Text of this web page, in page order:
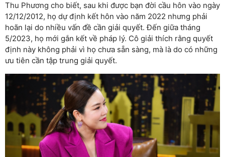
Thu Phương cho biết, sau khi được bạn đời cầu hôn vào ngày
12/12/2012, họ dự định kết hôn vào năm 2022 nhưng phải
hoãn lại do nhiều vấn đề cần giải quyết. Đến giữa tháng
5/2023, họ mới gắn kết về pháp lý. Cô giải thích rằng quyết
định này không phải vì họ chưa sẵn sàng, mà là do có những
ưu tiên cần tập trung giải quyết.